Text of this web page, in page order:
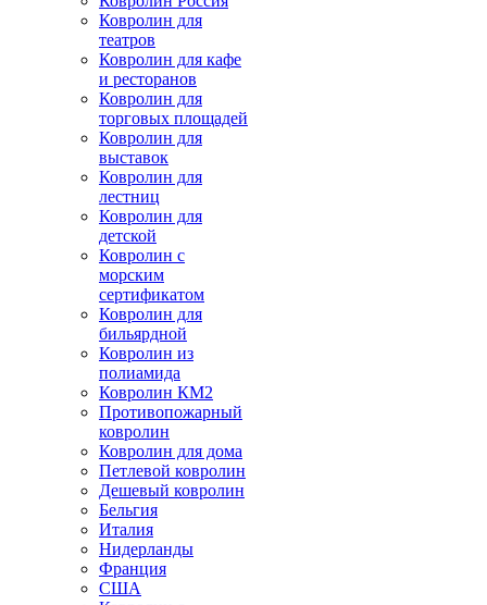
Ковролин для
театров
Ковролин для кафе
и ресторанов
Ковролин для
торговых площадей
Ковролин для
выставок
Ковролин для
лестниц
Ковролин для
детской
Ковролин с
морским
сертификатом
Ковролин для
бильярдной
Ковролин из
полиамида
Ковролин КМ2
Противопожарный
ковролин
Ковролин для дома
Петлевой ковролин
Дешевый ковролин
Бельгия
Италия
Нидерланды
Франция
США